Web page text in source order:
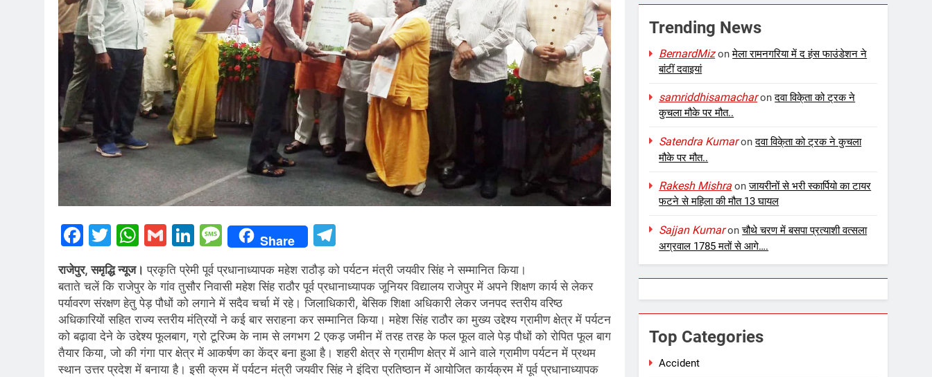
Facebook
Twitter
WhatsApp
GmailLinkedIn
Message
Share
राजेपुर, समृद्धि न्यूज। प्रकृति प्रेमी पूर्व प्रधानाध्यापक महेश राठौड़ को पर्यटन मंत्री जयवीर सिंह ने सम्मानित किया।
बताते चलें कि राजेपुर के गांव तुसौर निवासी महेश सिंह राठौर पूर्व प्रधानाध्यापक जूनियर विद्यालय राजेपुर में अपने शिक्षण कार्य से लेकर
पर्यावरण संरक्षण हेतु पेड़ पौधों को लगाने में सदैव चर्चा में रहे। जिलाधिकारी, बेसिक शिक्षा अधिकारी लेकर जनपद स्तरीय वरिष्ठ
अधिकारियों सहित राज्य स्तरीय मंत्रियों ने कई बार सराहना कर सम्मानित किया। महेश सिंह राठौर का मुख्य उद्देश्य ग्रामीण क्षेत्र में पर्यटन
को बढ़ावा देने के उद्देश्य फूलबाग, ग्रो टूरिज्म के नाम से लगभग 2 एकड़ जमीन में तरह तरह के फल फूल वाले पेड़ पौधों को रोपित फूल बाग
तैयार किया, जो की गंगा पार क्षेत्र में आकर्षण का केंद्र बना हुआ है। शहरी क्षेत्र से ग्रामीण क्षेत्र में आने वाले ग्रामीण पर्यटन में प्रथम
स्थान उत्तर प्रदेश में बनाया है। इसी क्रम में पर्यटन मंत्री जयवीर सिंह ने इंदिरा प्रतिष्ठान में आयोजित कार्यक्रम में पूर्व प्रधानाध्यापक
Trending News
BernardMizonमेला रामनगरिया में द हंस फाउंडेशन ने
बांटीं दवाइयां
samriddhisamacharonदवा विके्ता को ट्रक ने
कुचला मौके पर मौत..
Satendra Kumaronदवा विके्ता को ट्रक ने कुचला
मौके पर मौत..
Rakesh Mishra onजायरीनों से भरी स्कार्पियो का टायर
फटने से महिला की मौत 13 घायल
Sajjan Kumaronचौथे चरण में बसपा प्रत्याशी वत्सला
अग्रवाल 1785 मतों से आगे….
Top Categories
Accident